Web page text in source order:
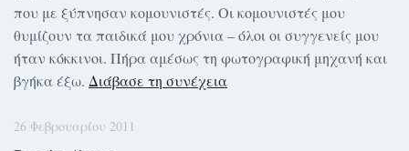
που με ξύπνησαν κομουνιστές. Οι κομουνιστές μου
θυμίζουν τα παιδικά μου χρόνια – όλοι οι συγγενείς μου
ήταν κόκκινοι. Πήρα αμέσως τη φωτογραφική μηχανή και
βγήκα έξω. Διάβασε τη συνέχεια
26 Φεβρουαρίου 2011